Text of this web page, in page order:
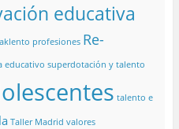
educativa
profesiones Re-
educativo superdotación y talento
talento e
Taller Madrid valores